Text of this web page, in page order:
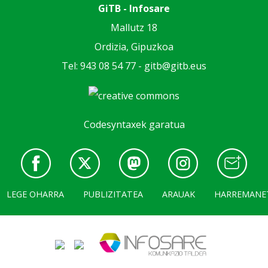
GiTB - Infosare
Mallutz 18
Ordizia, Gipuzkoa
Tel: 943 08 54 77 - gitb@gitb.eus
Codesyntaxek garatua
LEGE OHARRA PUBLIZITATEA ARAUAK